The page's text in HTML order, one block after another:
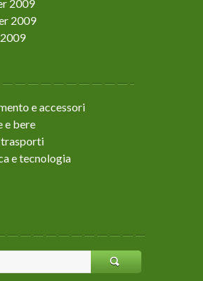
2009
2009
e accessori
e bere
e tecnologia